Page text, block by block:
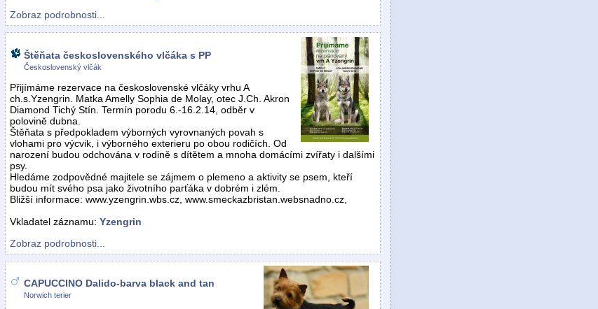
Zobraz podrobnosti...
Štěňata československého vlčáka s PP
Československý vlčák
Přijímáme rezervace na československé vlčáky vrhu A
ch.s.Yzengrin. Matka Amelly Sophia de Molay, otec J.Ch. Akron
Diamond Tichý Stín. Termín porodu 6.-16.2.14, odběr v
polovině dubna.
Štěňata s předpokladem výborných vyrovnaných povah s
vlohami pro výcvik, i výborného exterieru po obou rodičích. Od
narození budou odchována v rodině s dítětem a mnoha domácími zvířaty i dalšími
psy.
Hledáme zodpovědné majitele se zájmem o plemeno a aktivity se psem, kteří
budou mít svého psa jako životního parťáka v dobrém i zlém.
Bližší informace: www.yzengrin.wbs.cz, www.smeckazbristan.websnadno.cz,
Vkladatel záznamu: Yzengrin
Zobraz podrobnosti...
CAPUCCINO Dalido-barva black and tan
Norwich terier